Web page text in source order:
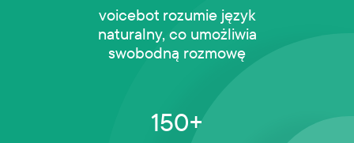
voicebot rozumie język
naturalny, co umożliwia
swobodną rozmowę
150+